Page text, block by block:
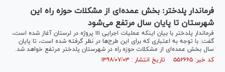
فرماندار پلدختر: بخش عمده‌ای از مشکلات حوزه راه این
شهرستان تا پایان سال مرتفع می‌شود
فرماندار پلدختر با بیان اینکه عملیات اجرایی ۱۱۱ پروژه در لرستان آغاز شده است،
گفت: با توجه به اعتباری که برای این طرح‌ها در نظر گرفته شده است، تا پایان
سال بخش عمده‌ای از مشکلات حوزه راه در شهرستان پلدختر مرتفع خواهد شد.
کد خبر: ۵۵۲۶۶۵ تاریخ انتشار : ۱۳۹۸/۰۷/۰۳